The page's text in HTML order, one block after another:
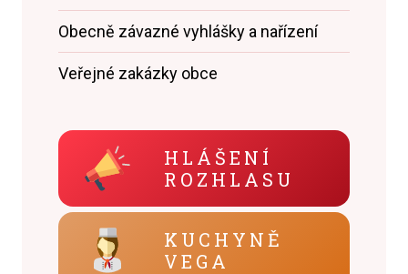
Obecně závazné vyhlášky a nařízení
Veřejné zakázky obce
HLÁŠENÍ
ROZHLASU
KUCHYNĚ
VEGA